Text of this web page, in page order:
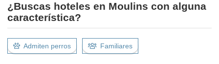
¿Buscas hoteles en Moulins con alguna
característica?
Admiten perros Familiares